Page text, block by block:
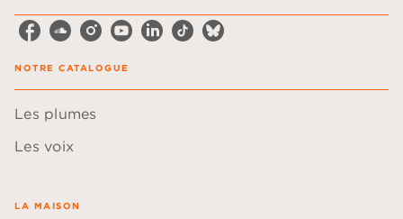
NOTRE CATALOGUE
Les plumes
Les voix
LA MAISON